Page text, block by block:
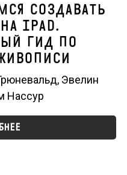
создавать
Ipad.
гид по
Эвелин
Нассур